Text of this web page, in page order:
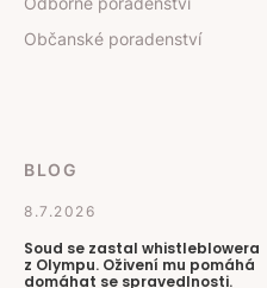
Občanské poradenství
BLOG
8.7.2026
Soud se zastal whistleblowera
z Olympu. Oživení mu pomáhá
domáhat se spravedlnosti.